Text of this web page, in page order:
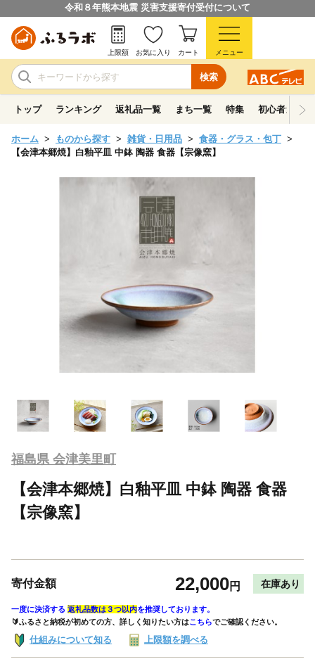
令和８年熊本地震 災害支援寄付受付について
検索
上限額 お気に入り カート メニュー
トップ ランキング 返礼品一覧 まち一覧 特集 初心者ガイド
ホーム ものから探す 雑貨・日用品
食器・グラス・包丁
【会津本郷焼】白釉平皿 中鉢 陶器 食器【宗像窯】
福島県 会津美里町
【会津本郷焼】白釉平皿 中鉢 陶器 食器
【宗像窯】
寄付金額 22,000円 在庫あり
一度に決済する 返礼品数は３つ以内を推奨しております。
🔰ふるさと納税が初めての方、詳しく知りたい方はこちらでご確認ください。
仕組みについて知る 上限額を調べる